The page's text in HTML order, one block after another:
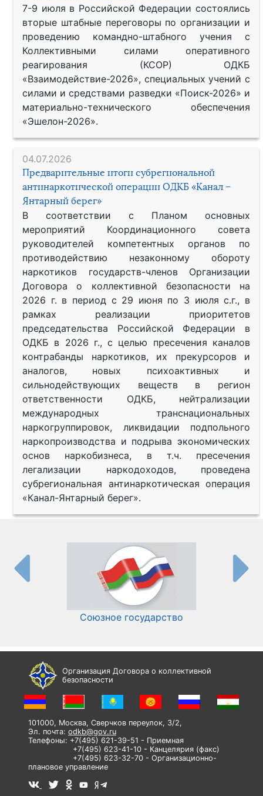
7-9 июля в Российской Федерации состоялись
вторые штабные переговоры по организации и
проведению командно-штабного учения с
Коллективными силами оперативного
реагирования (КСОР) ОДКБ
«Взаимодействие-2026», специальных учений с
силами и средствами разведки «Поиск-2026» и
материально-технического обеспечения
«Эшелон-2026».
04.07.2026
Предварительные итоги субрегиональной
антинаркотической операции ОДКБ «Канал –
Янтарный берег»
В соответствии с Планом основных
мероприятий Координационного совета
руководителей компетентных органов по
противодействию незаконному обороту
наркотиков государств-членов Организации
Договора о коллективной безопасности на
2026 г. в период с 29 июня по 3 июля с.г., в
рамках реализации приоритетов
председательства Российской Федерации в
ОДКБ в 2026 г., с целью пресечения каналов
контрабанды наркотиков, их прекурсоров и
аналогов, новых психоактивных и
сильнодействующих веществ в регион
ответственности ОДКБ, нейтрализации
международных транснациональных
наркогруппировок, ликвидации подпольного
наркопроизводства и подрыва экономических
основ наркобизнеса, в т.ч. пресечения
легализации наркодоходов, проведена
субрегиональная антинаркотическая операция
«Канал-Янтарный берег».
Союзное государство
Организация Договора о коллективной
безопасности
101000, Москва, Сверчков переулок, 3/2,
Эл. почта: odkb@gov.ru
Телефоны: +7(495) 621-39-51 - Приемная
+7(495) 623-41-10 - Канцелярия (факс)
+7(495) 623-32-70 - Организационно-
плановое управление